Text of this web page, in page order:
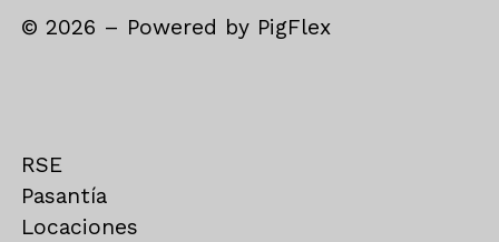
©2026 – Powered by PigFlex
RSE
Pasantía
Locaciones